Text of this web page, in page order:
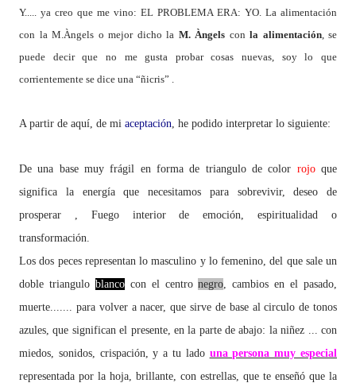
Y..... ya creo que me vino: EL PROBLEMA ERA: YO. La alimentación
con la M.Àngels o mejor dicho la M.Àngels con la alimentación, se
puede decir que no me gusta probar cosas nuevas, soy lo que
corrientemente se dice una “ñicris” .
A partir de aquí, de mi aceptación, he podido interpretar lo siguiente:
De una base muy frágil en forma de triangulo de color rojoque
significa la energía que necesitamos para sobrevivir, deseo de
prosperar , Fuego interior de emoción, espiritualidad o
transformación.
Los dos peces representan lo masculino y lo femenino, del que sale un
doble triangulo blanco con el centronegro, cambios en el pasado,
muerte....... para volver a nacer, que sirve de base al circulo de tonos
azules, que significan el presente, en la parte de abajo: la niñez ... con
miedos, sonidos, crispación, y a tu lado una persona muy especial
representada por la hoja, brillante, con estrellas, que te enseñó que la